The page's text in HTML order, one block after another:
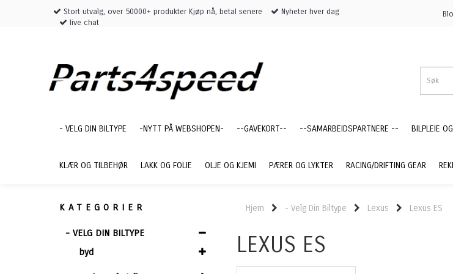
Stort utvalg, over 50000+ produkter Kjøp nå, betal senere
Nyheter hver dag
live chat
- VELG DIN BILTYPE -NYTT PÅ WEBSHOPEN- --GAVEKORT-- --SAMARBEIDSPARTNERE -- BILPLEIE
KLÆR OG TILBEHØR LAKK OG FOLIE OLJE OG KJEMI PÆRER OG LYKTER RACING/DRIFTING GEAR
KATEGORIER
- VELG DIN BILTYPE
byd
Hjem - Velg Din Biltype Lexus Lexus ES
LEXUS ES